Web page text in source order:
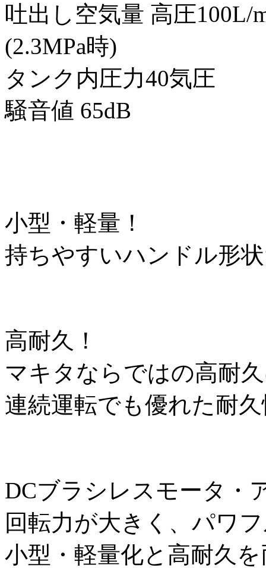
吐出し空気量 高圧100L/
(2.3MPa時)
タンク内圧力40気圧
騒音値 65dB
小型・軽量！
持ちやすいハンドル形
高耐久！
マキタならではの高耐
連続運転でも優れた耐
DCブラシレスモータ・
回転力が大きく、パワ
小型・軽量化と高耐久